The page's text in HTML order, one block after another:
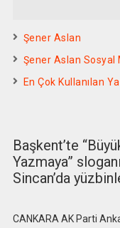
Şener Aslan
Şener Aslan Sosyal
En Çok Kullanılan
Başkent’te
Yazmaya”
Sincan’da
CANKARA AK Parti